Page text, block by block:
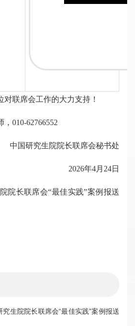
对联席会工作的大力支持！
010-62766552
中国研究生院院长联席会秘书处
2026年4月24日
院长联席会“最佳实践”案例报送
究生院院长联席会“最佳实践”案例报送